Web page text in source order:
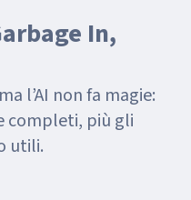
In,
l’AI non fa magie:
completi, più gli
utili.